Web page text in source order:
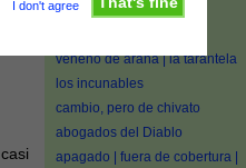
I don't agree
Ganoderma, Inonotus,
veneno de araña | la tarantela
los incunables
cambio, pero de chivato
abogados del Diablo
apagado | fuera de cobertura |